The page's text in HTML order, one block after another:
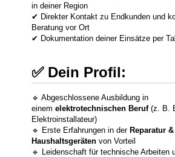
in deiner Region
✔ Direkter Kontakt zu Endkunden und
Beratung vor Ort
✔ Dokumentation deiner Einsätze per
✅ Dein Profil:
🔹 Abgeschlossene Ausbildung in
einemelektrotechnischen Beruf(z. B.
Elektroinstallateur)
🔹 Erste Erfahrungen in der Reparatur
Haushaltsgeräten von Vorteil
🔹 Leidenschaft für technische Arbeiten